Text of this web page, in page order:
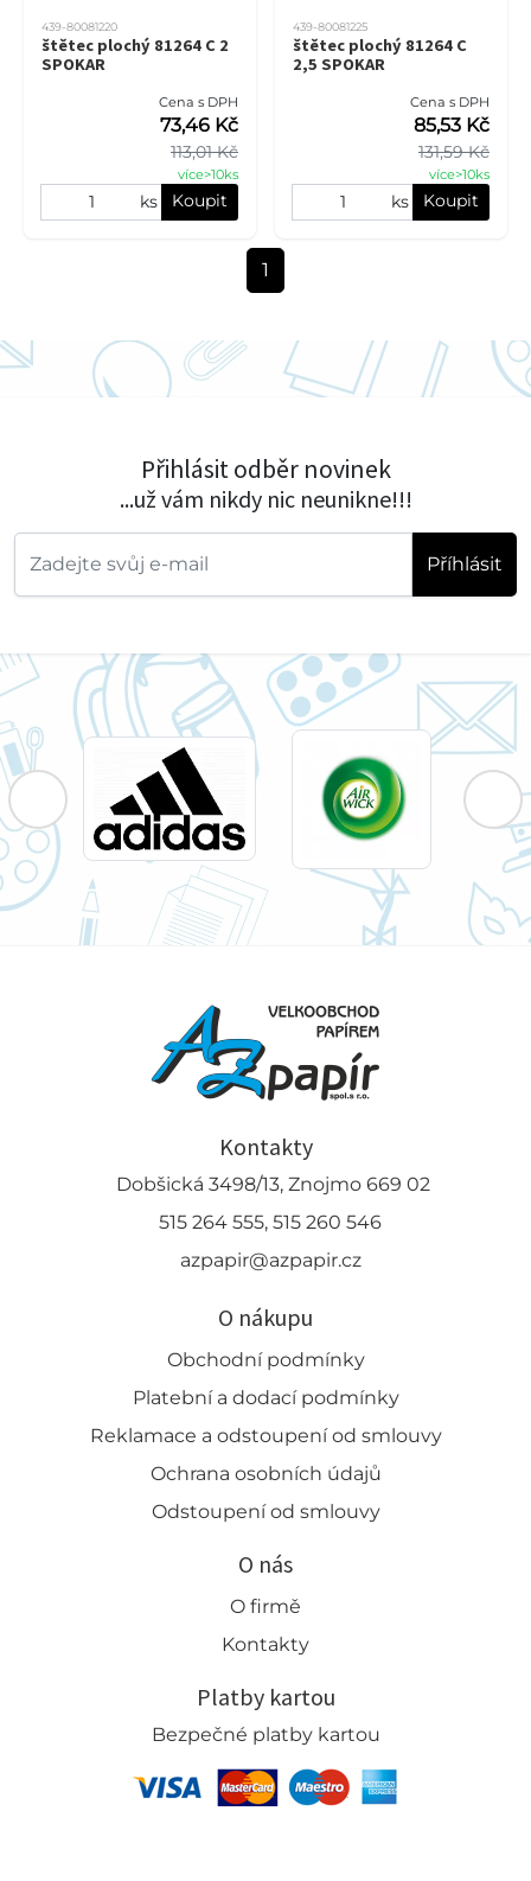
439-80081220
štětec plochý 81264 C 2
SPOKAR
Cena s DPH
113,01 Kč
73,46 Kč
více>10ks
ks Koupit
439-80081225
štětec plochý 81264 C
2,5 SPOKAR
Cena s DPH
131,59 Kč
85,53 Kč
více>10ks
ks Koupit
1
Přihlásit odběr novinek
...už vám nikdy nic neunikne!!!
Příhlásit
Kontakty
Dobšická 3498/13, Znojmo 669 02
515 264 555, 515 260 546
azpapir@azpapir.cz
O nákupu
Obchodní podmínky
Platební a dodací podmínky
Reklamace a odstoupení od smlouvy
Ochrana osobních údajů
Odstoupení od smlouvy
O nás
O firmě
Kontakty
Platby kartou
Bezpečné platby kartou